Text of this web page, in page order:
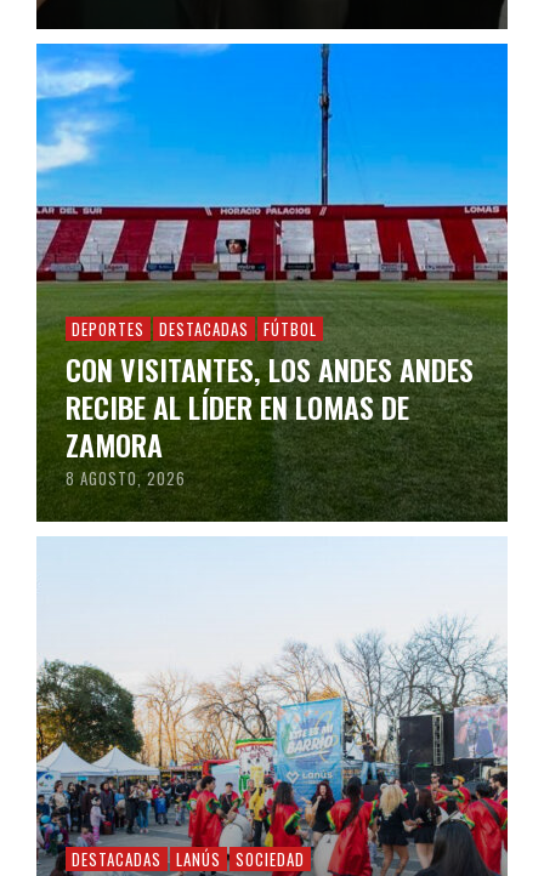
DEPORTES DESTACADAS FÚTBOL
CON VISITANTES, LOS ANDES ANDES
RECIBE AL LÍDER EN LOMAS DE
ZAMORA
8 AGOSTO, 2026
DESTACADAS LANÚS SOCIEDAD